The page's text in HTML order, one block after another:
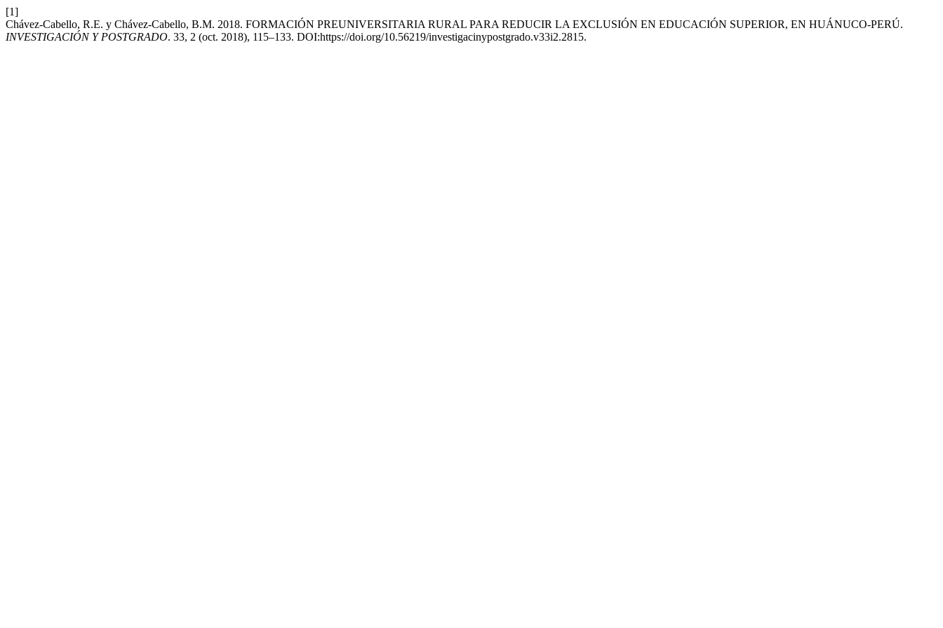
[1]
Chávez-Cabello, R.E. y Chávez-Cabello, B.M. 2018. FORMACIÓN PREUNIVERSITARIA RURAL PARA REDUCIR LA EXCLUSIÓN EN EDUCACIÓN SUPERIOR, EN HUÁNUCO-PERÚ.
INVESTIGACIÓN Y POSTGRADO. 33, 2 (oct. 2018), 115–133. DOI:https://doi.org/10.56219/investigacinypostgrado.v33i2.2815.